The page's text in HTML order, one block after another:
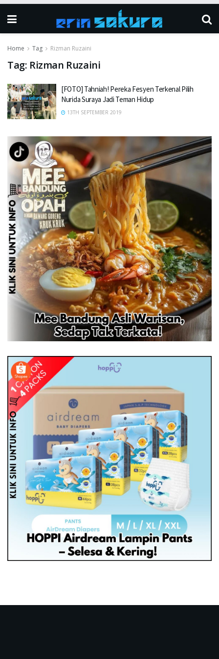
Home Tag Rizman Ruzaini
Tag: Rizman Ruzaini
[FOTO] Tahniah! Pereka Fesyen Terkenal Pilih
Nurida Suraya Jadi Teman Hidup
13TH SEPTEMBER 2019